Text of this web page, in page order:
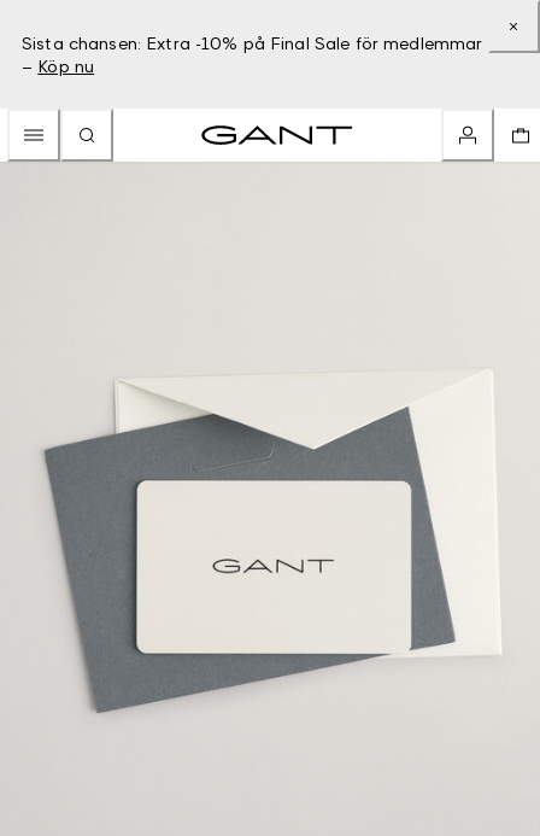
Sista chansen: Extra -10% på Final Sale för medlemmar
– Köp nu